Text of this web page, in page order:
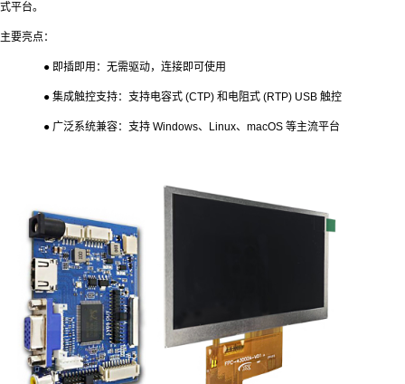
式平台。
主要亮点：
● 即插即用 ：无需驱动，连接即可使用
● 集成触控支持：支持电容式 (CTP) 和电阻式 (RTP) USB 触控
● 广泛系统兼容：支持 Windows、 Linux、 macOS 等主流平台